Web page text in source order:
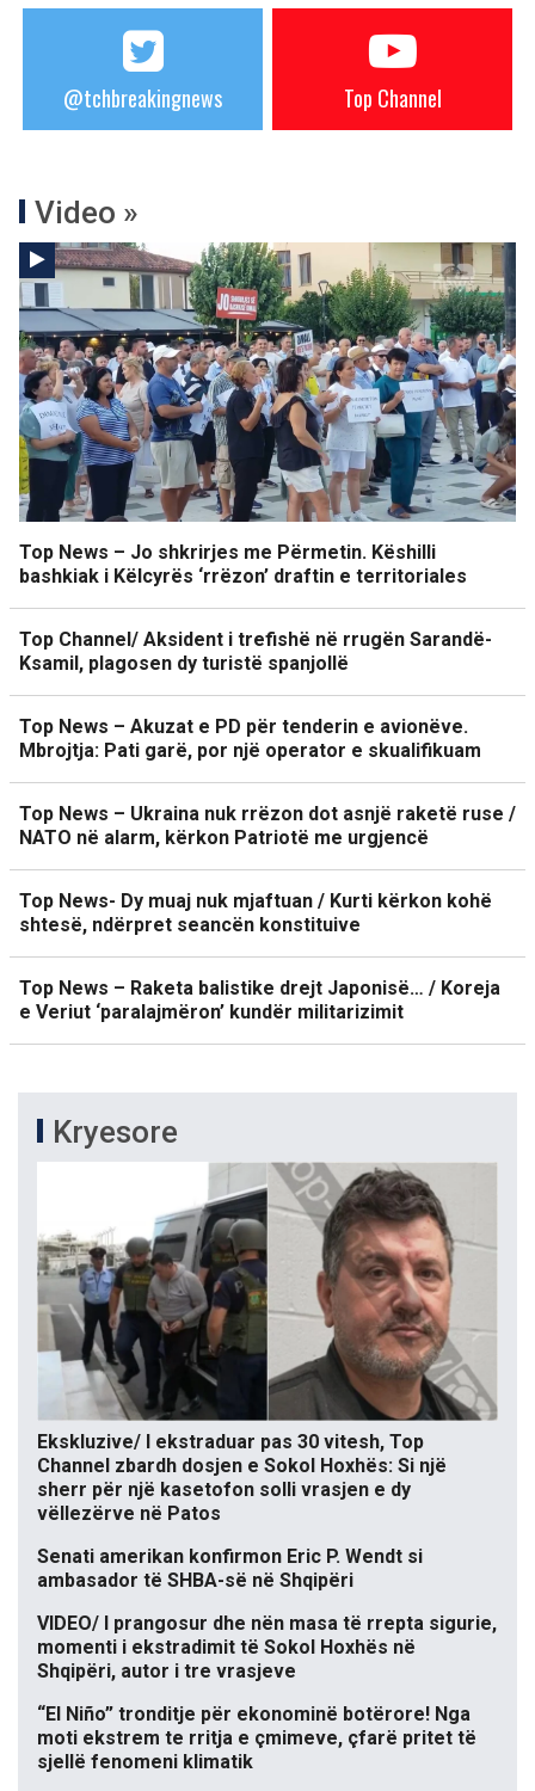
@tchbreakingnews Top Channel
Video »
Top News – Jo shkrirjes me Përmetin. Këshilli
bashkiak i Këlcyrës ‘rrëzon’ draftin e territoriales
Top Channel/ Aksident i trefishë në rrugën Sarandë-
Ksamil, plagosen dy turistë spanjollë
Top News – Akuzat e PD për tenderin e avionëve.
Mbrojtja: Pati garë, por një operator e skualifikuam
Top News – Ukraina nuk rrëzon dot asnjë raketë ruse /
NATO në alarm, kërkon Patriotë me urgjencë
Top News- Dy muaj nuk mjaftuan / Kurti kërkon kohë
shtesë, ndërpret seancën konstituive
Top News – Raketa balistike drejt Japonisë… / Koreja
e Veriut ‘paralajmëron’ kundër militarizimit
Kryesore
Ekskluzive/ I ekstraduar pas 30 vitesh, Top
Channel zbardh dosjen e Sokol Hoxhës: Si një
sherr për një kasetofon solli vrasjen e dy
vëllezërve në Patos
Senati amerikan konfirmon Eric P. Wendt si
ambasador të SHBA-së në Shqipëri
VIDEO/ I prangosur dhe nën masa të rrepta sigurie,
momenti i ekstradimit të Sokol Hoxhës në
Shqipëri, autor i tre vrasjeve
“El Niño” tronditje për ekonominë botërore! Nga
moti ekstrem te rritja e çmimeve, çfarë pritet të
sjellë fenomeni klimatik